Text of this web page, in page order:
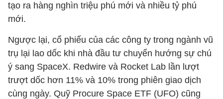
tạo ra hàng nghìn triệu phú mới và nhiều tỷ phú
mới.
Ngược lại, cổ phiếu của các công ty trong ngành vũ
trụ lại lao dốc khi nhà đầu tư chuyển hướng sự chú
ý sang SpaceX. Redwire và Rocket Lab lần lượt
trượt dốc hơn 11% và 10% trong phiên giao dịch
cùng ngày. Quỹ Procure Space ETF (UFO) cũng